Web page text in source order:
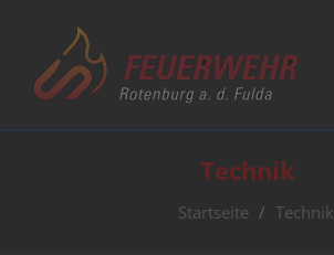
Technik
Startseite Technik